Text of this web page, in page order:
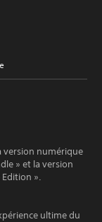
version numérique
» et la version
».
ultime du